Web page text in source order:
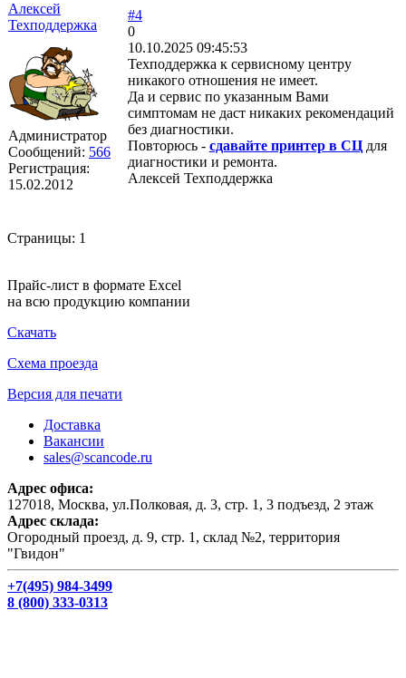
Алексей
Техподдержка
Администратор
Сообщений: 566
Регистрация:
15.02.2012
#4
0
10.10.2025 09:45:53
Техподдержка к сервисному центру
никакого отношения не имеет.
Да и сервис по указанным Вами
симптомам не даст никаких рекомендаций
без диагностики.
Повторюсь - сдавайте принтер в СЦ для
диагностики и ремонта.
Алексей Техподдержка
Страницы: 1
Прайс-лист в формате Excel
на всю продукцию компании
Скачать
Схема проезда
Версия для печати
Доставка
Вакансии
sales@scancode.ru
Адрес офиса:
127018, Москва, ул.Полковая, д. 3, стр. 1, 3 подъезд, 2 этаж
Адрес склада:
Огородный проезд, д. 9, стр. 1, склад №2, территория
"Гвидон"
+7(495) 984-3499
8 (800) 333-0313